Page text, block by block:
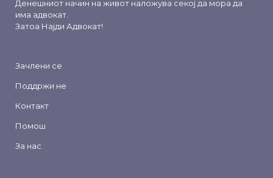
Денешниот начин на живот наложува секој да мора да
има адвокат.
Затоа Најди Адвокат!
Зачлени се
Поддржи не
Контакт
Помош
За нас